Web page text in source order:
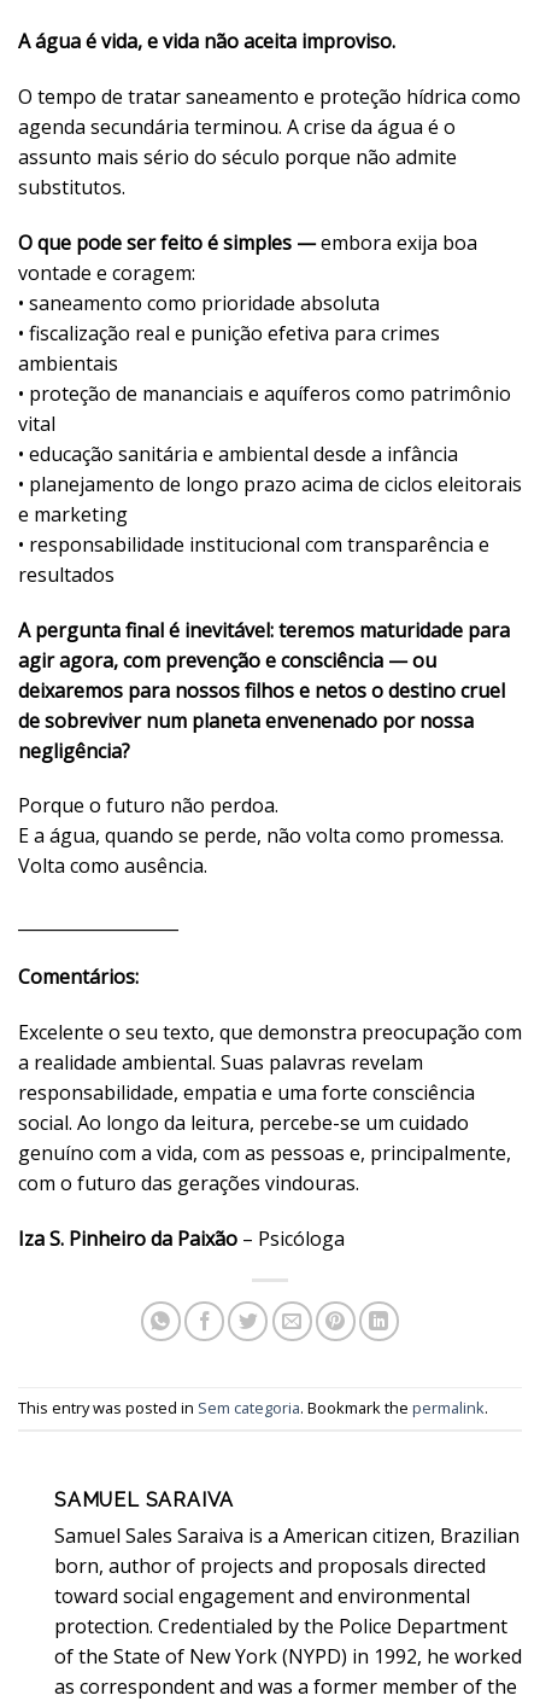
A água é vida, e vida não aceita improviso.
O tempo de tratar saneamento e proteção hídrica como
agenda secundária terminou. A crise da água é o
assunto mais sério do século porque não admite
substitutos.
O que pode ser feito é simples —embora exija boa
vontade e coragem:
• saneamento como prioridade absoluta
• fiscalização real e punição efetiva para crimes
ambientais
• proteção de mananciais e aquíferos como patrimônio
vital
• educação sanitária e ambiental desde a infância
• planejamento de longo prazo acima de ciclos eleitorais
e marketing
• responsabilidade institucional com transparência e
resultados
A pergunta final é inevitável: teremos maturidade para
agir agora, com prevenção e consciência — ou
deixaremos para nossos filhos e netos o destino cruel
de sobreviver num planeta envenenado por nossa
negligência?
Porque o futuro não perdoa.
E a água, quando se perde, não volta como promessa.
Volta como ausência.
Comentários:
Excelente o seu texto, que demonstra preocupação com
a realidade ambiental. Suas palavras revelam
responsabilidade, empatia e uma forte consciência
social. Ao longo da leitura, percebe-se um cuidado
genuíno com a vida, com as pessoas e, principalmente,
com o futuro das gerações vindouras.
Iza S. Pinheiro da Paixão – Psicóloga
This entry was posted in Sem categoria. Bookmark the permalink.
SAMUEL SARAIVA
Samuel Sales Saraiva is a American citizen, Brazilian
born, author of projects and proposals directed
toward social engagement and environmental
protection. Credentialed by the Police Department
of the State of New York (NYPD) in 1992, he worked
as correspondent and was a former member of the